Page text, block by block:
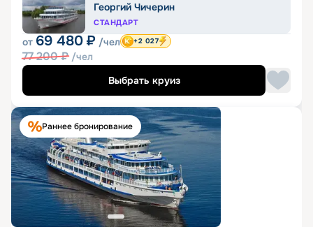
Георгий Чичерин
СТАНДАРТ
от 69 480 ₽ /чел
77 200₽ /чел
+2 027
Выбрать круиз
Раннее бронирование